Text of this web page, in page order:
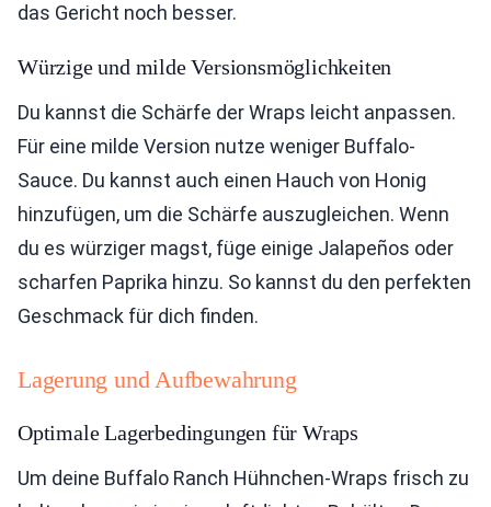
das Gericht noch besser.
Würzige und milde Versionsmöglichkeiten
Du kannst die Schärfe der Wraps leicht anpassen.
Für eine milde Version nutze weniger Buffalo-
Sauce. Du kannst auch einen Hauch von Honig
hinzufügen, um die Schärfe auszugleichen. Wenn
du es würziger magst, füge einige Jalapeños oder
scharfen Paprika hinzu. So kannst du den perfekten
Geschmack für dich finden.
Lagerung und Aufbewahrung
Optimale Lagerbedingungen für Wraps
Um deine Buffalo Ranch Hühnchen-Wraps frisch zu